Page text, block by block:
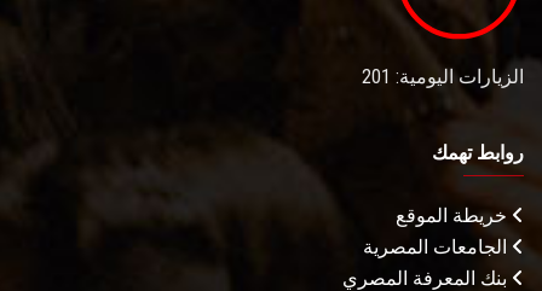
الزيارات اليومية: 201
روابط تهمك
خريطة الموقع
الجامعات المصرية
بنك المعرفة المصري